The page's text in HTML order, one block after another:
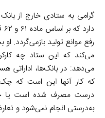
رفع موانع تولید بازمی‌گردد.
می‌کند که این ستاد چه
می‌دهد: در بانک‌ها، اداراتی
که کار آنها این است که
درست مصرف شده است یا
به‌درستی انجام نمی‌شود و